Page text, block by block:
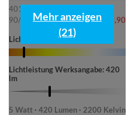
401 · 6cm-2200K
90/220/420lm ·Vorrätig 14,90
Lichtfarbe: 2200 K
Lichtleistung Werksangabe: 420
lm
5 Watt · 420 Lumen · 2200 Kelvin
Mehr anzeigen
(21)